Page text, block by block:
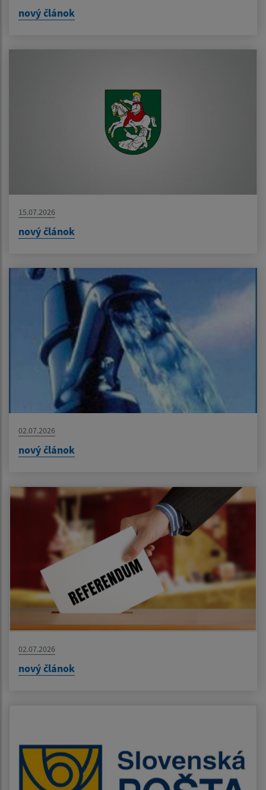
nový článok
15.07.2026
nový článok
02.07.2026
nový článok
02.07.2026
nový článok